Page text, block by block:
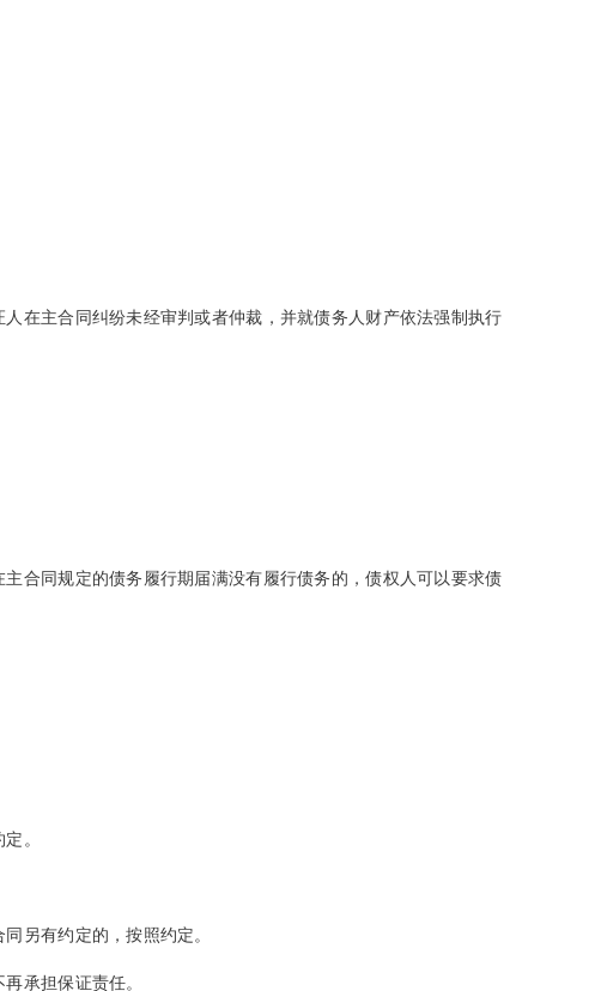
在主合同纠纷未经审判或者仲裁，并就债务人财产依法强制执行
合同规定的债务履行期届满没有履行债务的，债权人可以要求债
。
另有约定的，按照约定。
承担保证责任。